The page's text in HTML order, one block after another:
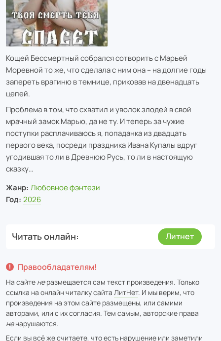
Кощей Бессмертный собрался сотворить с Марьей
Моревной то же, что сделала с ним она – на долгие годы
запереть врагиню в темнице, приковав на двенадцать
цепей.
Проблема в том, что схватил и уволок злодей в свой
мрачный замок Марью, да не ту. И теперь за чужие
поступки расплачиваюсь я, попаданка из двадцать
первого века, посреди праздника Ивана Купалы вдруг
угодившая то ли в Древнюю Русь, то ли в настоящую
сказку…
Жанр: Любовное фэнтези
Год: 2026
Читать онлайн Литнет
Правообладателям!
На сайте неразмещается сам текст произведения. Только
ссылка на онлайн читалку сайта ЛитНет. И мы верим, что
произведения на этом сайте размещены, или самими
авторами, или с их согласия. Тем самым, авторские права
ненарушаются.
Если вы всё же считаете, что есть нарушение или заметили